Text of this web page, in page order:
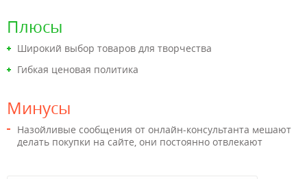
Плюсы
Широкий выбор товаров для творчества
Гибкая ценовая политика
Минусы
Назойливые сообщения от онлайн-консультанта мешают
делать покупки на сайте, они постоянно отвлекают